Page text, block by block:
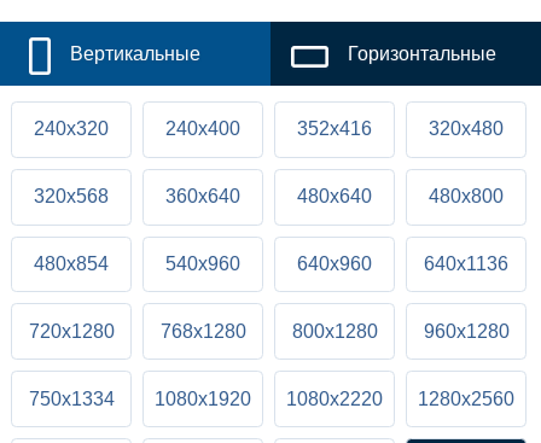
Вертикальные Горизонтальные
240x320 240x400 352x416 320x480
320x568 360x640 480x640 480x800
480x854 540x960 640x960 640x1136
720x1280 768x1280 800x1280 960x1280
750x1334 1080x1920 1080x2220 1280x2560